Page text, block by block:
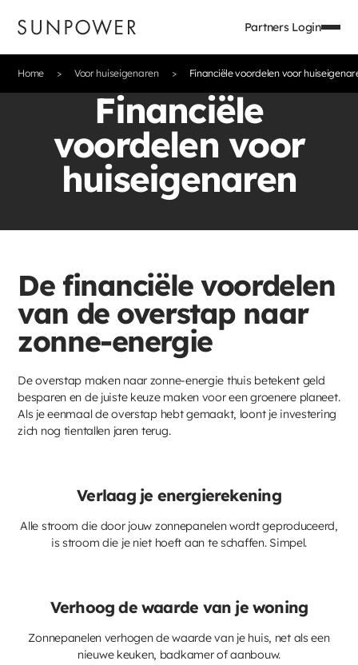
Partners Login
Home Voor huiseigenaren Financiële voordelen voor
Financiële
voordelen voor
huiseigenaren
De financiële voordelen
van de overstap naar
zonne-energie
De overstap maken naar zonne-energie thuis betekent geld
besparen en de juiste keuze maken voor een groenere planeet.
Als je eenmaal de overstap hebt gemaakt, loont je investering
zich nog tientallen jaren terug.
Verlaag je energierekening
Alle stroom die door jouw zonnepanelen wordt geproduceerd,
is stroom die je niet hoeft aan te schaffen. Simpel.
Verhoog de waarde van je woning
Zonnepanelen verhogen de waarde van je huis, net als een
nieuwe keuken, badkamer of aanbouw.